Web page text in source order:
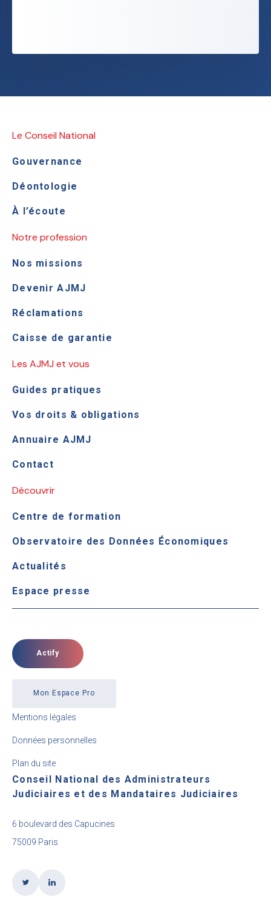
Le Conseil National
Gouvernance
Déontologie
À l’écoute
Notre profession
Nos missions
Devenir AJMJ
Réclamations
Caisse de garantie
Les AJMJ et vous
Guides pratiques
Vos droits & obligations
Annuaire AJMJ
Contact
Découvrir
Centre de formation
Observatoire des Données Économiques
Actualités
Espace presse
Actify
Mon Espace Pro
Mentions légales
Données personnelles
Plan du site
Conseil National des Administrateurs
Judiciaires et des Mandataires Judiciaires
6 boulevard des Capucines
75009 Paris